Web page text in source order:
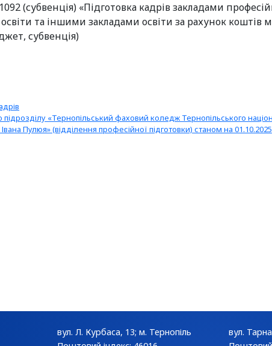
(субвенція) «Підготовка кадрів закладами
та іншими закладами освіти за рахунок коштів
субвенція)
«Тернопільський фаховий коледж Тернопільського
Івана Пулюя» (відділення професійної підготовки) станом на 01.10.2025
вул. Л. Курбаса, 13; м. Тернопіль
вул.